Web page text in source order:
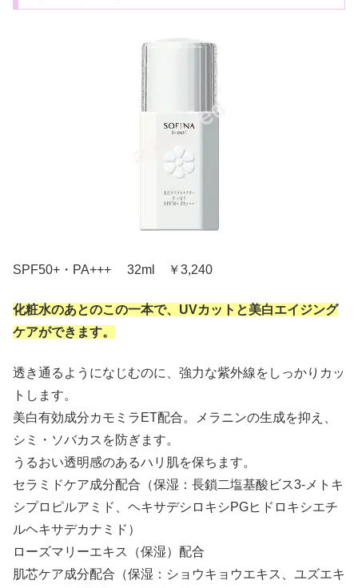
SPF50+・PA+++ 32ml ￥3,240
化粧水のあとのこの一本で、UVカットと美白エイジング
ケアができます。
透き通るようになじむのに、強力な紫外線をしっかりカッ
トします。
美白有効成分カモミラET配合。メラニンの生成を抑え、
シミ・ソバカスを防ぎます。
うるおい透明感のあるハリ肌を保ちます。
セラミドケア成分配合（保湿：長鎖二塩基酸ビス3-メトキ
シプロピルアミド、ヘキサデシロキシPGヒドロキシエチ
ルヘキサデカナミド）
ローズマリーエキス（保湿）配合
肌芯ケア成分配合（保湿：ショウキョウエキス、ユズエキ